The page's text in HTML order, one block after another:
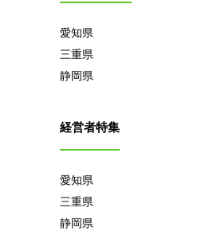
愛知県
三重県
静岡県
経営者特集
愛知県
三重県
静岡県